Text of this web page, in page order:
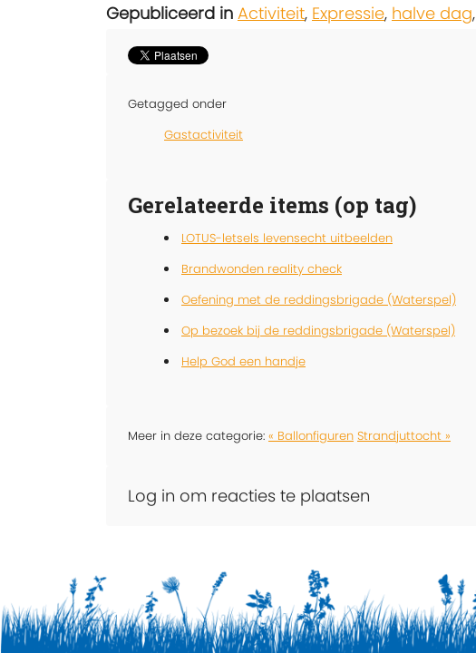
Gepubliceerd in Activiteit, Expressie, halve dag,
Getagged onder
Gastactiviteit
Gerelateerde items (op tag)
LOTUS-letsels levensecht uitbeelden
Brandwonden reality check
Oefening met de reddingsbrigade (Waterspel)
Op bezoek bij de reddingsbrigade (Waterspel)
Help God een handje
Meer in deze categorie: « Ballonfiguren Strandjuttocht »
Log in om reacties te plaatsen